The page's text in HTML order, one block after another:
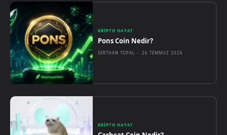
KRIPTO HAYAT
Pons Coin Nedir?
SERTHAN TOPAL - 26 TEMMUZ 2026
KRIPTO HAYAT